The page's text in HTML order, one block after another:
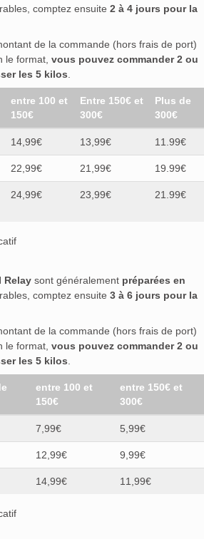
comptez ensuite 2 à 4 jours pour la
de la commande (hors frais de port)
le format, vous pouvez commander 2 ou
les 5 kilos
entre 100 et
150€
Entre 150€ et
300€
Plus de
300€
14,99€ 13,99€ 11.99€
22,99€ 21,99€ 19.99€
24,99€ 23,99€ 21.99€
Relay sont généralement préparées en
comptez ensuite 3 à 6 jours pour la
de la commande (hors frais de port)
le format, vous pouvez commander 2 ou
les 5 kilos
entre 100 et
150€
entre 150€ et
300€
7,99€ 5,99€
12,99€ 9,99€
14,99€ 11,99€